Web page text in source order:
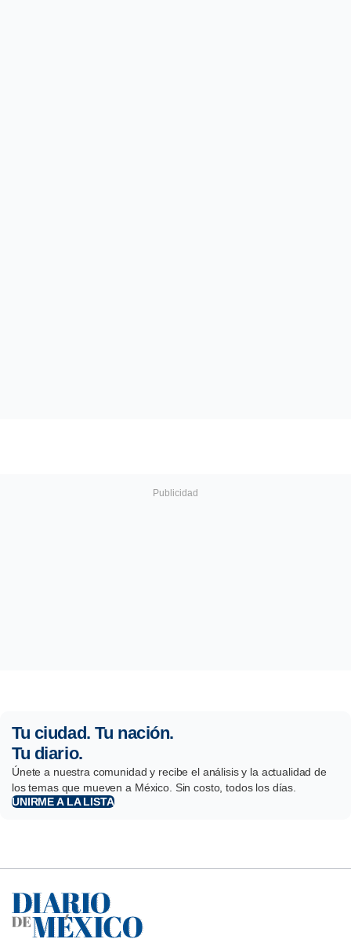
Tu ciudad. Tu nación.
Tu diario.
Únete a nuestra comunidad y recibe el análisis y la actualidad de
los temas que mueven a México. Sin costo, todos los días.
UNIRME A LA LISTA